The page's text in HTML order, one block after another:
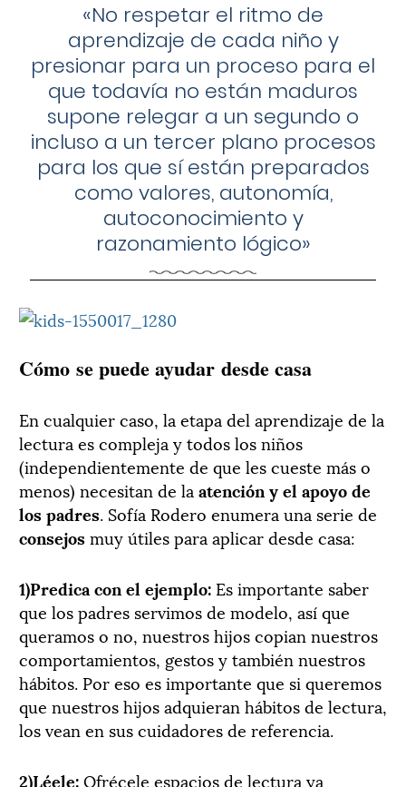
«No respetar el ritmo de
aprendizaje de cada niño y
presionar para un proceso para el
que todavía no están maduros
supone relegar a un segundo o
incluso a un tercer plano procesos
para los que sí están preparados
como valores, autonomía,
autoconocimiento y
razonamiento lógico»
Cómo se puede ayudar desde casa
En cualquier caso, la etapa del aprendizaje de la
lectura es compleja y todos los niños
(independientemente de que les cueste más o
menos) necesitan de la atención y el apoyo de
los padres. Sofía Rodero enumera una serie de
consejosmuy útiles para aplicar desde casa:
1)Predica con el ejemplo: Es importante saber
que los padres servimos de modelo, así que
queramos o no, nuestros hijos copian nuestros
comportamientos, gestos y también nuestros
hábitos. Por eso es importante que si queremos
que nuestros hijos adquieran hábitos de lectura,
los vean en sus cuidadores de referencia.
2)Léele:Ofrécele espacios de lectura ya